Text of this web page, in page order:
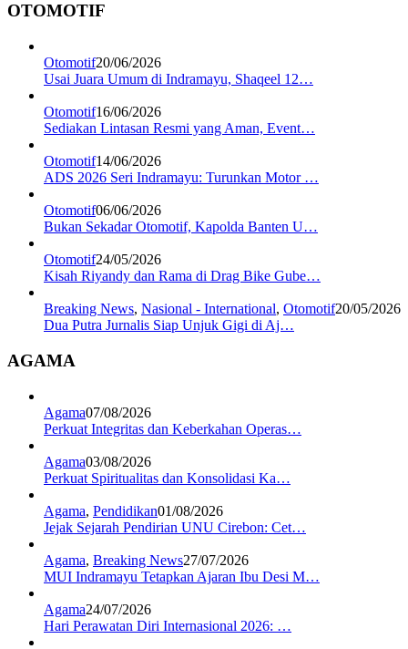
OTOMOTIF
Otomotif20/06/2026
Usai Juara Umum di Indramayu, Shaqeel 12…
Otomotif16/06/2026
Sediakan Lintasan Resmi yang Aman, Event…
Otomotif14/06/2026
ADS 2026 Seri Indramayu: Turunkan Motor …
Otomotif06/06/2026
Bukan Sekadar Otomotif, Kapolda Banten U…
Otomotif24/05/2026
Kisah Riyandy dan Rama di Drag Bike Gube…
Breaking News, Nasional - International, Otomotif20/05/2026
Dua Putra Jurnalis Siap Unjuk Gigi di Aj…
AGAMA
Agama07/08/2026
Perkuat Integritas dan Keberkahan Operas…
Agama03/08/2026
Perkuat Spiritualitas dan Konsolidasi Ka…
Agama, Pendidikan01/08/2026
Jejak Sejarah Pendirian UNU Cirebon: Cet…
Agama, Breaking News27/07/2026
MUI Indramayu Tetapkan Ajaran Ibu Desi M…
Agama24/07/2026
Hari Perawatan Diri Internasional 2026: …